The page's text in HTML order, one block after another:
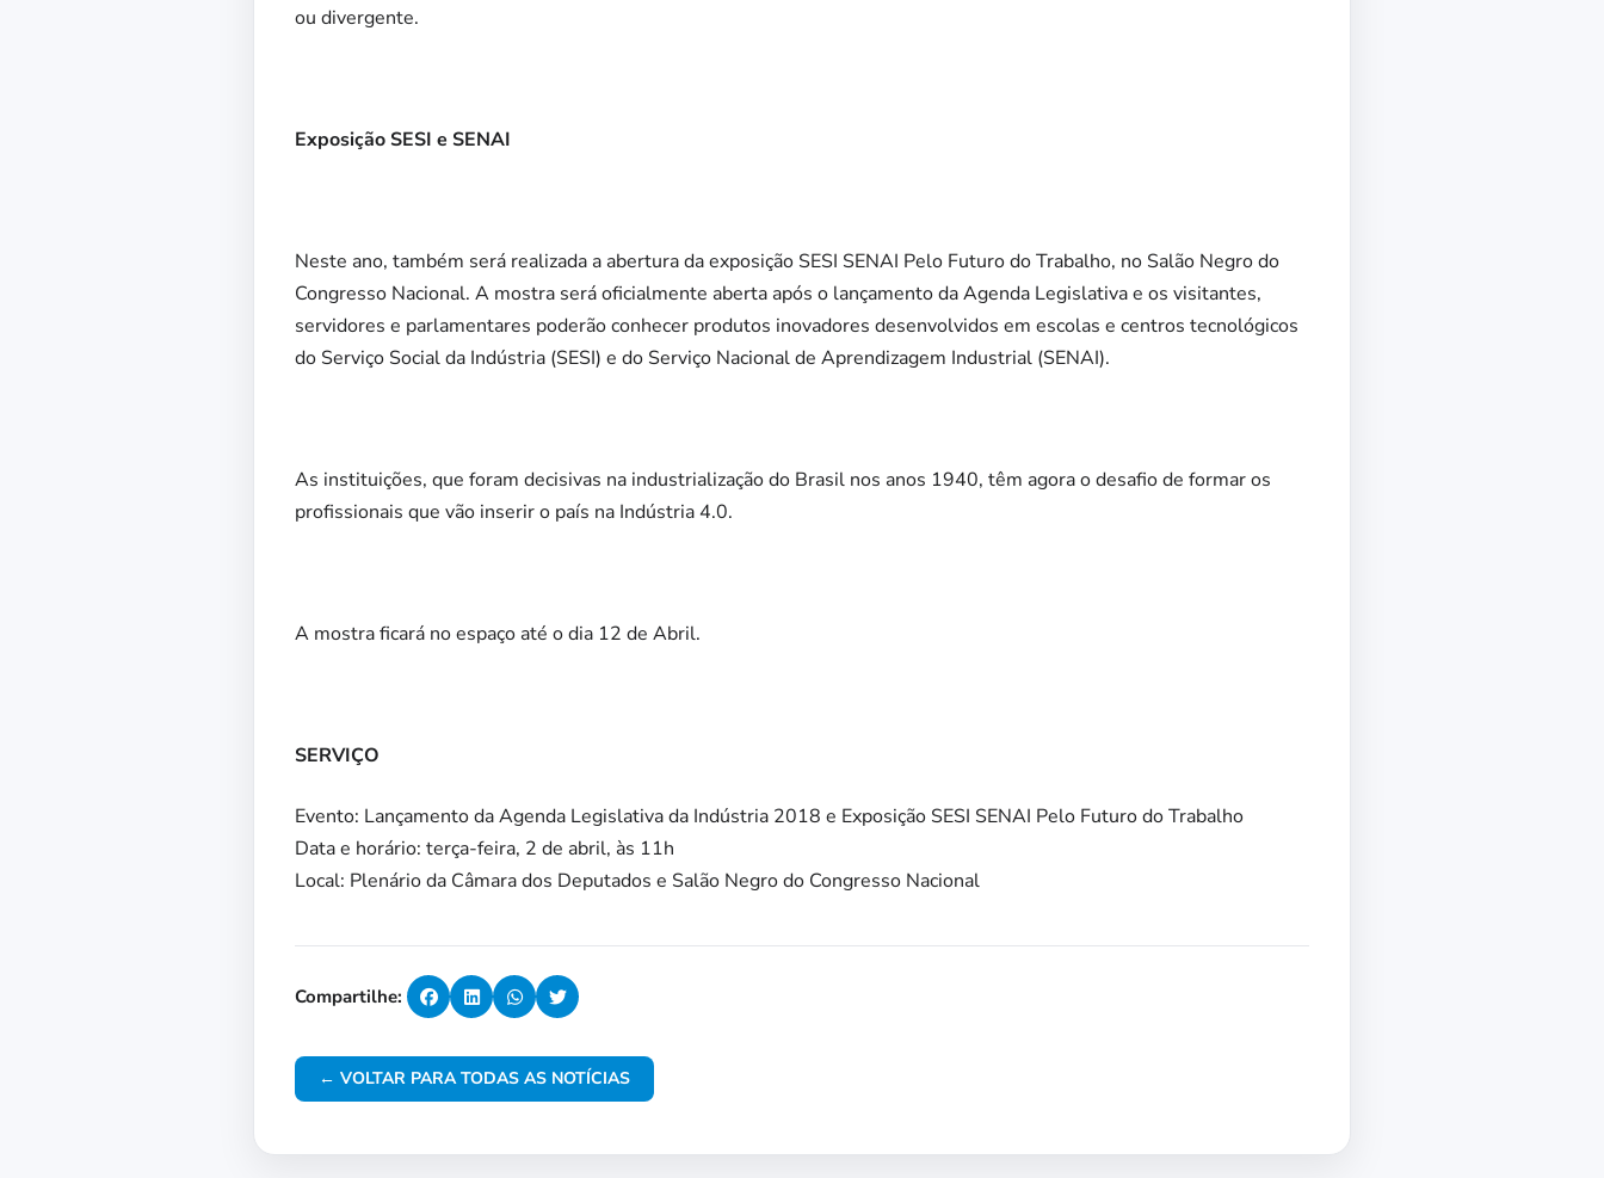
ou divergente.
Exposição SESI e SENAI
Neste ano, também será realizada a abertura da exposição SESI SENAI Pelo Futuro do Trabalho, no Salão Negro do
Congresso Nacional. A mostra será oficialmente aberta após o lançamento da Agenda Legislativa e os visitantes,
servidores e parlamentares poderão conhecer produtos inovadores desenvolvidos em escolas e centros tecnológicos
do Serviço Social da Indústria (SESI) e do Serviço Nacional de Aprendizagem Industrial (SENAI).
As instituições, que foram decisivas na industrialização do Brasil nos anos 1940, têm agora o desafio de formar os
profissionais que vão inserir o país na Indústria 4.0.
A mostra ficará no espaço até o dia 12 de Abril.
SERVIÇO
Evento: Lançamento da Agenda Legislativa da Indústria 2018 e Exposição SESI SENAI Pelo Futuro do Trabalho
Data e horário: terça-feira, 2 de abril, às 11h
Local: Plenário da Câmara dos Deputados e Salão Negro do Congresso Nacional
Compartilhe:
← VOLTAR PARA TODAS AS NOTÍCIAS